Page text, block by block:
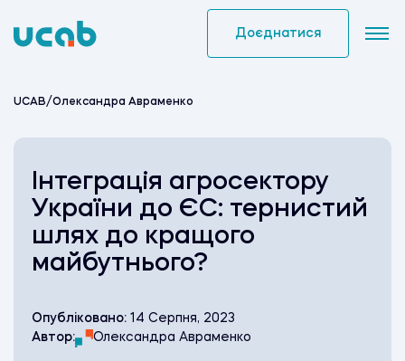
to
Доєднатися
UCAB/Олександра Авраменко
Інтеграція агросектору
України до ЄС: тернистий
шлях до кращого
майбутнього?
Опубліковано: 14 Серпня, 2023
Автор:
Олександра Авраменко